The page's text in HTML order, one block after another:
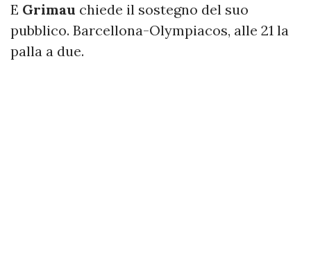
E Grimau chiede il sostegno del suo
pubblico. Barcellona-Olympiacos, alle 21 la
palla a due.